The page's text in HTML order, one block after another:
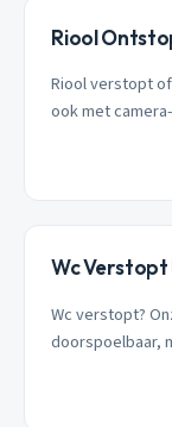
Riool
Riool verstopt
ook met
Wc Verstopt
Wc verstopt?
doorspoelbaar,